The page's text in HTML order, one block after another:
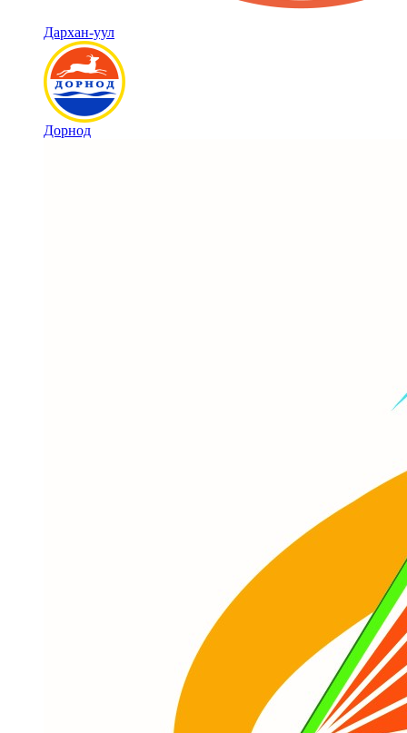
Дархан-уул
Дорнод